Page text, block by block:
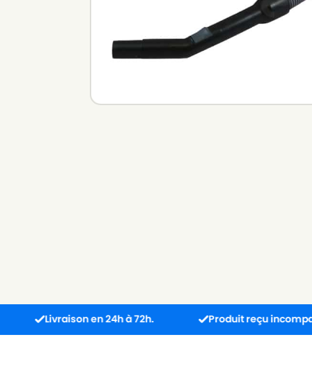
Livraison en 24h à 72h. Produit reçu incompatible ?